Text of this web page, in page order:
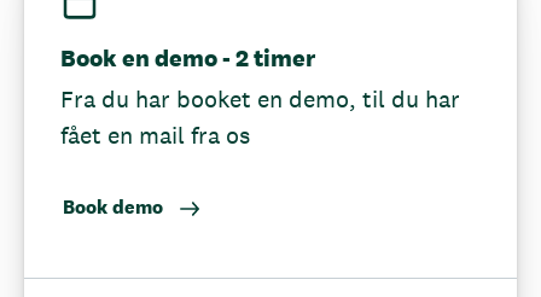
Book en demo - 2 timer
Fra du har booket en demo, til du har
fået en mail fra os
Book demo